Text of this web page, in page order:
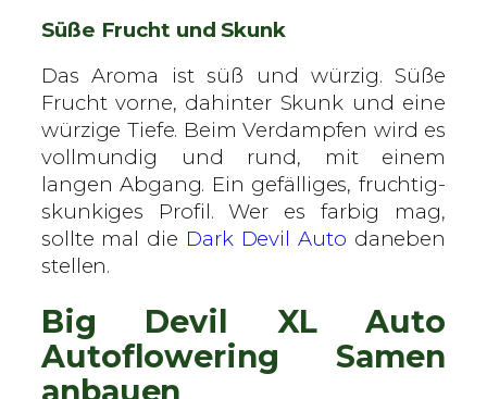
Süße Frucht und Skunk
Das Aroma ist süß und würzig. Süße
Frucht vorne, dahinter Skunk und eine
würzige Tiefe. Beim Verdampfen wird es
vollmundig und rund, mit einem
langen Abgang. Ein gefälliges, fruchtig-
skunkiges Profil. Wer es farbig mag,
sollte mal die Dark Devil Auto daneben
stellen.
Big Devil XL Auto
Autoflowering Samen
anbauen